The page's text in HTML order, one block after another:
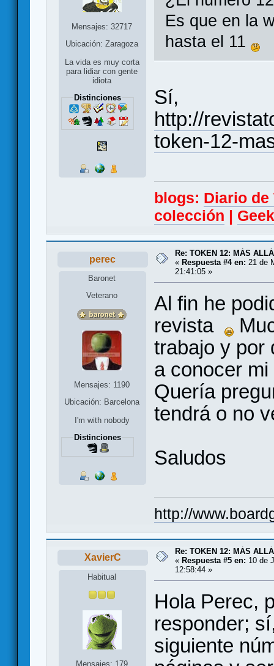
Mensajes: 32717
Ubicación: Zaragoza
La vida es muy corta
para lidiar con gente
idiota
Distinciones
Es que en la
hasta el 11
Sí,
http://
token-12-
blogs: Diario
colección
perec
Baronet
Veterano
Mensajes: 1190
Ubicación: Barcelona
I'm with nobody
Distinciones
Re: TOKEN 12: MÁS
« Respuesta #4 en: 21 de
21:41:05 »
Al fin he
revista
trabajo y por
a conocer
Quería
tendrá o no
Saludos
http://
XavierC
Habitual
Mensajes: 179
Re: TOKEN 12: MÁS
« Respuesta #5 en: 10 de
12:58:44 »
Hola Perec,
responder;
siguiente